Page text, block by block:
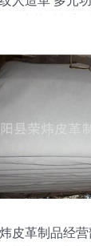
皮革制品经